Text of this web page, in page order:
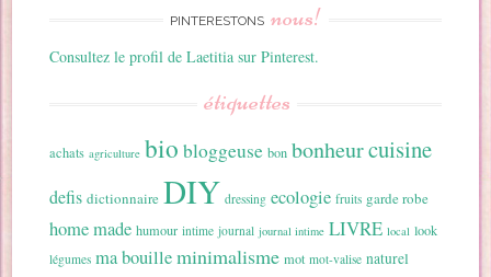
PINTERESTONS nous!
Consultez le profil de Laetitia sur Pinterest.
étiquettes
achats agriculture bio bloggeuse bon bonheurcuisine
defis dictionnaire DIY dressing ecologie fruits garde robe
home made humour intime journal journal intime LIVRE local look
légumes ma bouilleminimalisme mot mot-valise naturel